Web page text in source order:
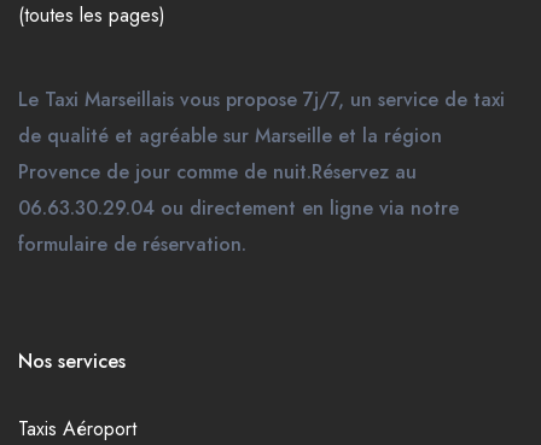
(toutes les pages)
Le Taxi Marseillais vous propose 7j/7, un service de taxi
de qualité et agréable sur Marseille et la région
Provence de jour comme de nuit.Réservez au
06.63.30.29.04 ou directement en ligne via notre
formulaire de réservation.
Nos services
Taxis Aéroport